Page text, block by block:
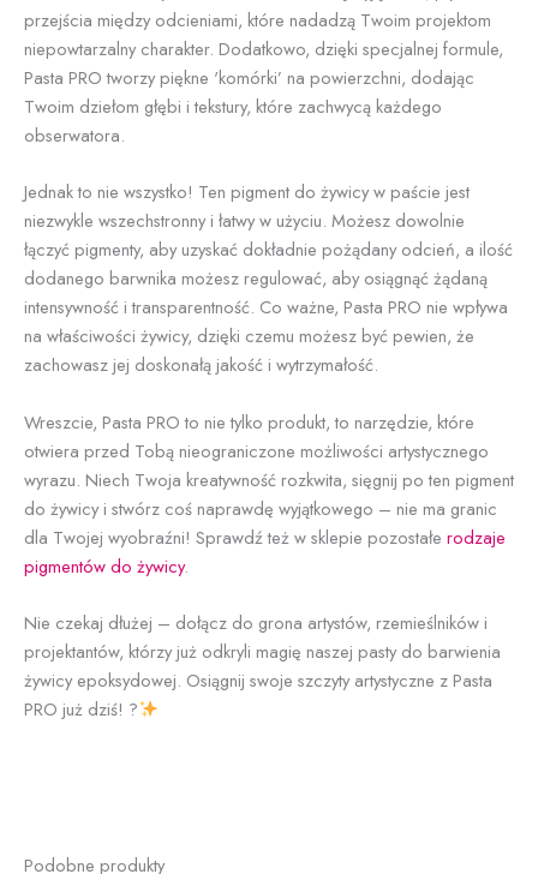
przejścia między odcieniami, które nadadzą Twoim projektom
niepowtarzalny charakter. Dodatkowo, dzięki specjalnej formule,
Pasta PRO tworzy piękne 'komórki’ na powierzchni, dodając
Twoim dziełom głębi i tekstury, które zachwycą każdego
obserwatora.
Jednak to nie wszystko! Ten pigment do żywicy w paście jest
niezwykle wszechstronny i łatwy w użyciu. Możesz dowolnie
łączyć pigmenty, aby uzyskać dokładnie pożądany odcień, a ilość
dodanego barwnika możesz regulować, aby osiągnąć żądaną
intensywność i transparentność. Co ważne, Pasta PRO nie wpływa
na właściwości żywicy, dzięki czemu możesz być pewien, że
zachowasz jej doskonałą jakość i wytrzymałość.
Wreszcie, Pasta PRO to nie tylko produkt, to narzędzie, które
otwiera przed Tobą nieograniczone możliwości artystycznego
wyrazu. Niech Twoja kreatywność rozkwita, sięgnij po ten pigment
do żywicy i stwórz coś naprawdę wyjątkowego – nie ma granic
dla Twojej wyobraźni! Sprawdź też w sklepie pozostałe rodzaje
pigmentów do żywicy.
Nie czekaj dłużej – dołącz do grona artystów, rzemieślników i
projektantów, którzy już odkryli magię naszej pasty do barwienia
żywicy epoksydowej. Osiągnij swoje szczyty artystyczne z Pasta
PRO już dziś! ?
Podobne produkty